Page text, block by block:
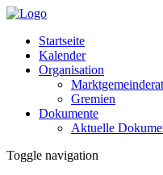
Startseite
Kalender
Organisation
Marktgemeinderat
Gremien
Dokumente
Aktuelle
Toggle navigation